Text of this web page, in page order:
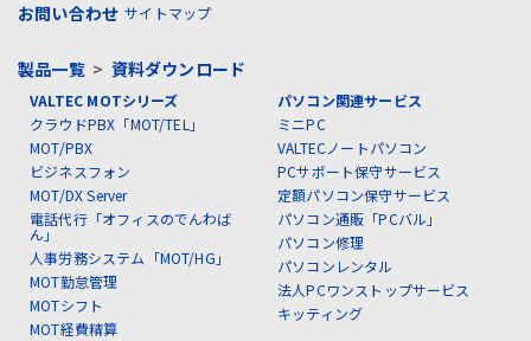
お問い合わせ サイトマップ
製品一覧> 資料ダウンロード
VALTEC MOTシリーズ
クラウドPBX「MOT/TEL」
MOT/PBX
ビジネスフォン
MOT/DX Server
電話代行「オフィスのでんわば
ん」
人事労務システム「MOT/HG」
MOT勤怠管理
MOTシフト
MOT経費精算
パソコン関連サービス
ミニPC
VALTECノートパソコン
PCサポート保守サービス
定額パソコン保守サービス
パソコン通販「PCバル」
パソコン修理
パソコンレンタル
法人PCワンストップサービス
キッティング